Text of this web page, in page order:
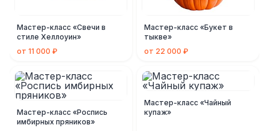
Мастер-класс «Свечи в
стиле Хеллоуин»
от 11 000 ₽
Мастер-класс «Букет в
тыкве»
от 22 000 ₽
Мастер-класс «Роспись
имбирных пряников»
Мастер-класс «Чайный
купаж»